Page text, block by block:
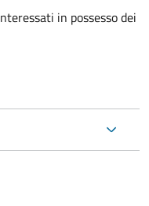
in possesso dei